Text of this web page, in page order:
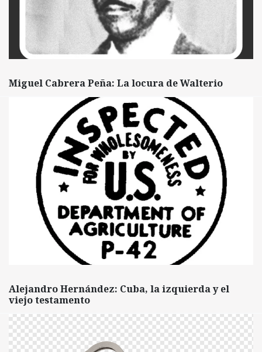
Miguel Cabrera Peña: La locura de Walterio
Alejandro Hernández: Cuba, la izquierda y el
viejo testamento